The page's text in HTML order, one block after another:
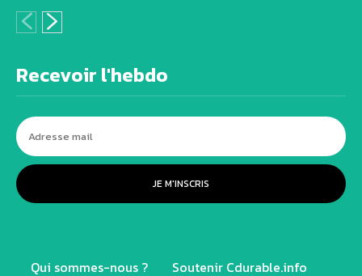
Recevoir l'hebdo
JE M'INSCRIS
Qui sommes-nous ? Soutenir Cdurable.info